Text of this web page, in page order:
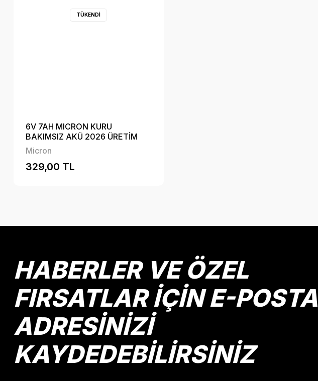
TÜKENDİ
6V 7AH MICRON KURU
BAKIMSIZ AKÜ 2026 ÜRETİM
TARİHLİ YENİ ÜRÜN
Micron
329,00 TL
HABERLER VE ÖZEL
FIRSATLAR İÇİN E-POSTA
ADRESİNİZİ
KAYDEDEBİLİRSİNİZ